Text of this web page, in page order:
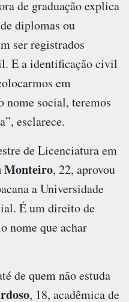
de graduação explica
diplomas ou
ser registrados
E a identificação civil
em
nome social, teremos
esclarece.
de Licenciatura em
Monteiro, 22, aprovou
a Universidade
É um direito de
nome que achar
de quem não estuda
, 18, acadêmica de